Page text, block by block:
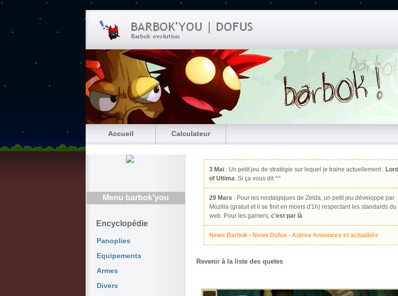
Accueil Calculateur
Menu barbok'you
Encyclopédie
Panoplies
Equipements
Armes
Divers
3 Mai : Un petit jeu de stratégie sur lequel je traine actuellement : Lord
of Ultima. Si ça vous dit ^^
29 Mars : Pour les nostalgiques de Zelda, un petit jeu développé par
Mozilla (gratuit et il se finit en moins d'1h) respectant les standards du
web. Pour les gamers, c'est par là
News Barbok - News Dofus - Autres Annonces et actualités
Revenir à la liste des quetes